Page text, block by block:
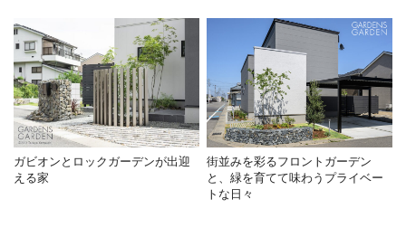
ガビオンとロックガーデンが出迎
える家
街並みを彩るフロントガーデン
と、緑を育てて味わうプライベー
トな日々